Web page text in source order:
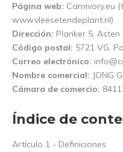
Página web: Carnivory.eu
www.vleesetendeplant.nl)
Dirección: Planker 5, Asten
Código postal: 5721 VG,
Correo electrónico:
Nombre comercial: JONG
Cámara de comercio:
Índice de
Artículo 1 - Definiciones